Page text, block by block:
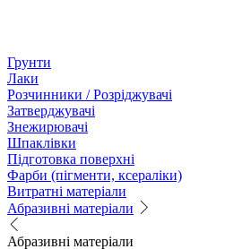
Грунти
Лаки
Розчинники / Розріджувачі
Затверджувачі
Знежирювачі
Шпаклівки
Підготовка поверхні
Фарби (пігменти, ксераліки)
Витратні матеріали
Абразивні матеріали
Абразивні матеріали